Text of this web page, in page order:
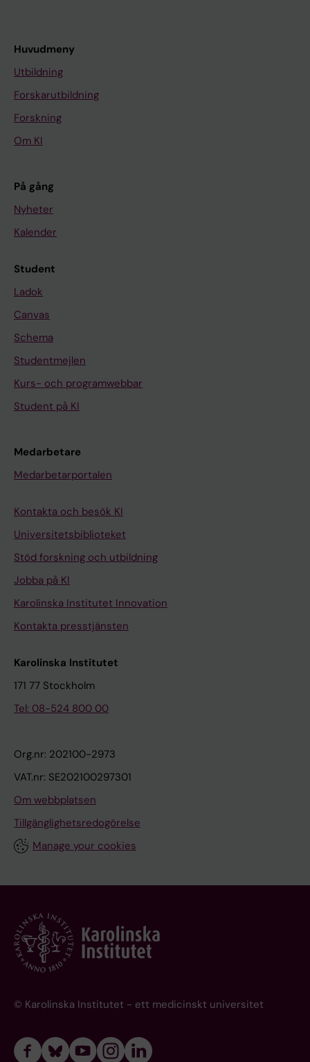
Huvudmeny
Utbildning
Forskarutbildning
Forskning
Om KI
På gång
Nyheter
Kalender
Student
Ladok
Canvas
Schema
Studentmejlen
Kurs- och programwebbar
Student på KI
Medarbetare
Medarbetarportalen
Kontakta och besök KI
Universitetsbiblioteket
Stöd forskning och utbildning
Jobba på KI
Karolinska Institutet Innovation
Kontakta presstjänsten
Karolinska Institutet
171 77 Stockholm
Tel: 08-524 800 00
Org.nr: 202100-2973
VAT.nr: SE202100297301
Om webbplatsen
Tillgänglighetsredogörelse
Manage your cookies
© Karolinska Institutet - ett medicinskt universitet